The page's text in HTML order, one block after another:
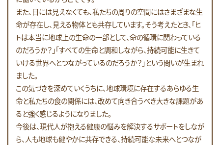
また、目には見えなくても、私たちの周りの空間にはさまざまな生
命が存在し、見える物体とも共存しています。そう考えたとき、「ヒ
トは本当に地球上の生命の一部として、命の循環に関わっている
のだろうか？」「すべての生命と調和しながら、持続可能に生きて
いける世界へとつながっているのだろうか？」という問いが生まれ
ました。
この気づきを深めていくうちに、地球環境に存在するあらゆる生
命と私たちの食の関係には、改めて向き合うべき大きな課題があ
ると強く感じるようになりました。
今後は、現代人が抱える健康の悩みを解決するサポートをしなが
ら、人も地球も健やかに共存できる、持続可能な未来へとつなが